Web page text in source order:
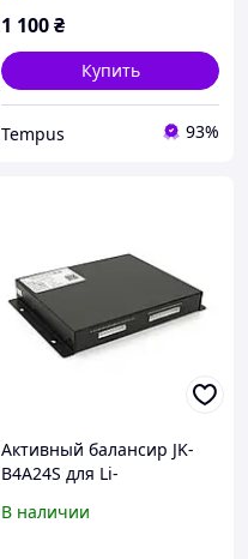
1 100₴
Купить
Tempus 93%
Активный балансир JK-
B4A24S для Li-
4A, 40-100V, Bluetooth,
В наличии